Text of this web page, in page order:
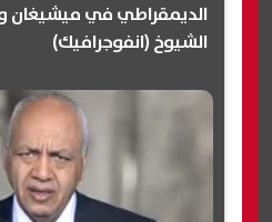
الديمقراطي في
الشيوخ (انفوجرافيك)